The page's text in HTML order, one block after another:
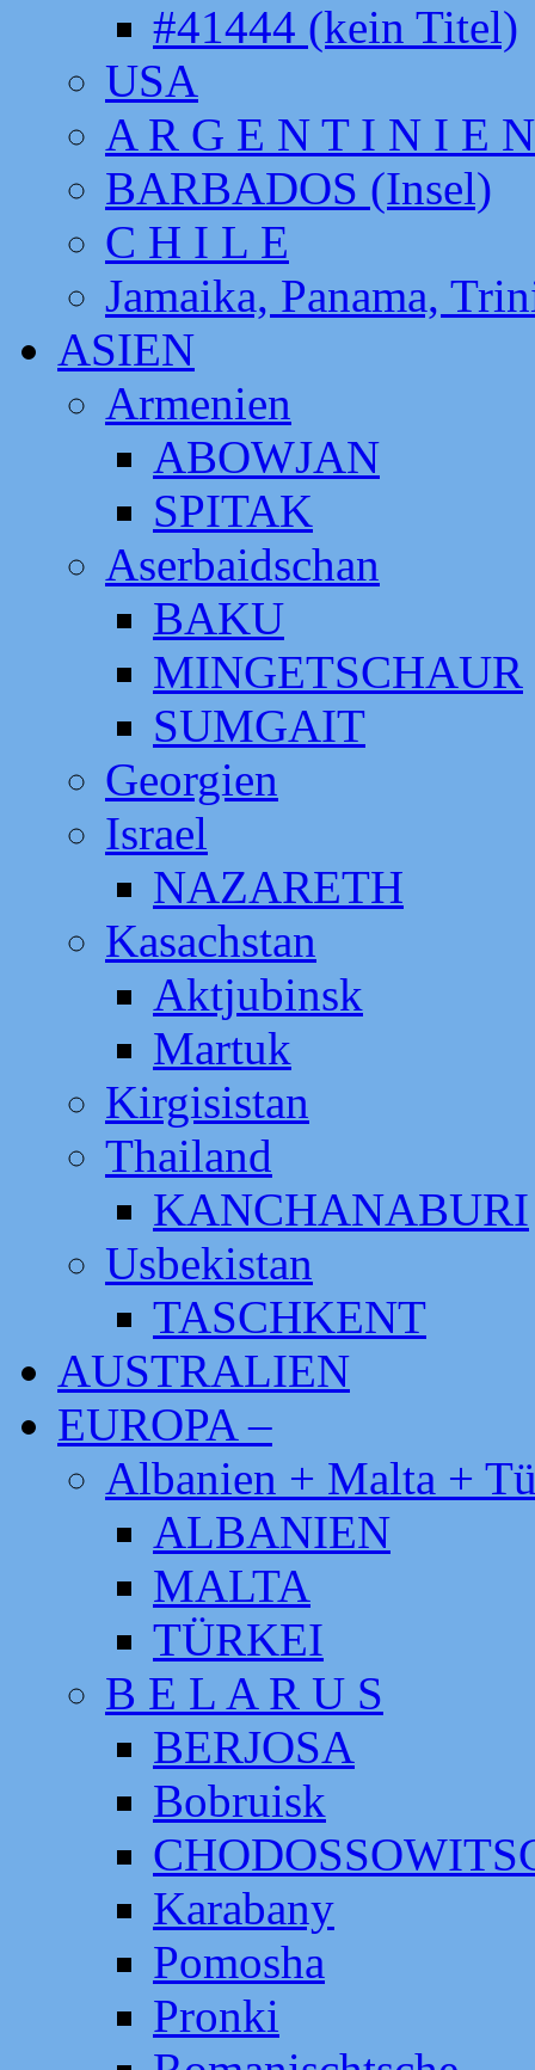
#41444 (kein Titel)
USA
A R G E N T I N I E N
BARBADOS (Insel)
C H I L E
Jamaika, Panama,
ASIEN
Armenien
ABOWJAN
SPITAK
Aserbaidschan
BAKU
MINGETSCHAUR
SUMGAIT
Georgien
Israel
NAZARETH
Kasachstan
Aktjubinsk
Martuk
Kirgisistan
Thailand
KANCHANABURI
Usbekistan
TASCHKENT
AUSTRALIEN
EUROPA –
Albanien + Malta +
ALBANIEN
MALTA
TÜRKEI
B E L A R U S
BERJOSA
Bobruisk
Karabany
Pomosha
Pronki